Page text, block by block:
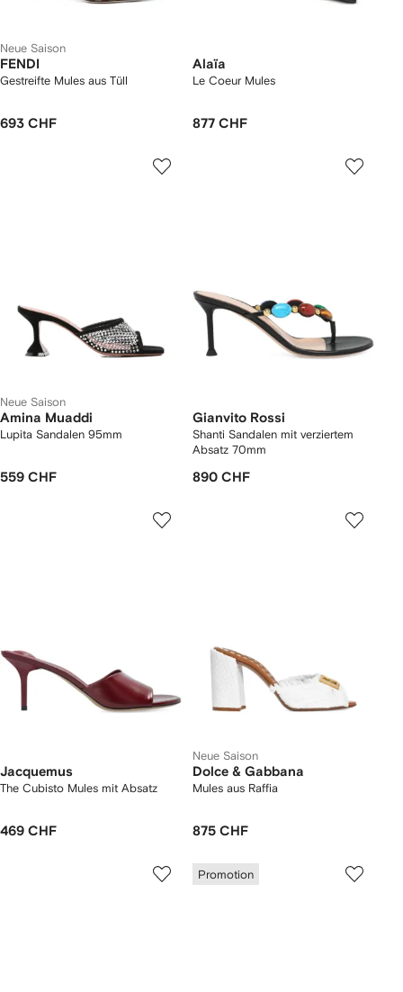
Neue Saison
FENDI
Gestreifte Mules aus Tüll
693 CHF
Alaïa
Le Coeur Mules
877 CHF
Neue Saison
Amina Muaddi
Lupita Sandalen 95mm
559 CHF
Gianvito Rossi
Shanti Sandalen mit verziertem
Absatz 70mm
890 CHF
Jacquemus
The Cubisto Mules mit Absatz
469 CHF
Neue Saison
Dolce & Gabbana
Mules aus Raffia
875 CHF
Promotion